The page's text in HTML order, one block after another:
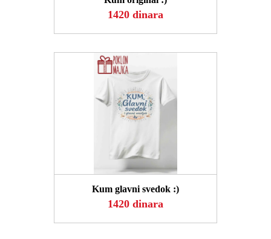
1420 dinara
POGLEDAJ
Kum glavni svedok :)
1420 dinara